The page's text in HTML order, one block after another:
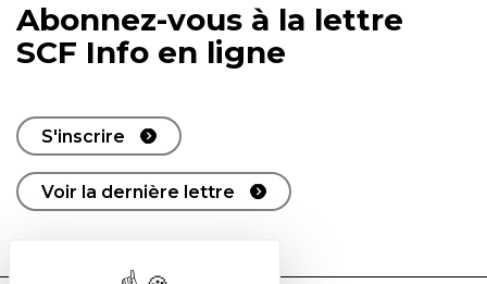
Abonnez-vous à la lettre
SCF Info en ligne
S'inscrire
Voir la dernière lettre